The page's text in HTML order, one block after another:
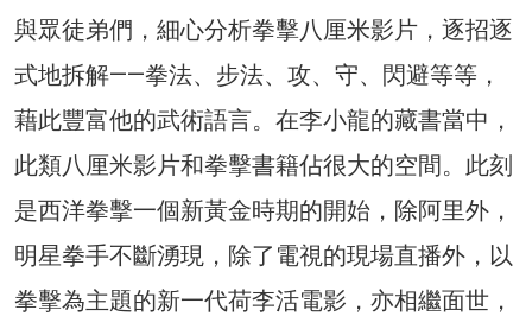
與眾徒弟們，細心分析拳擊八厘米影片，逐招逐
式地拆解——拳法、步法、攻、守、閃避等等，
藉此豐富他的武術語言。在李小龍的藏書當中，
此類八厘米影片和拳擊書籍佔很大的空間。此刻
是西洋拳擊一個新黃金時期的開始，除阿里外，
明星拳手不斷湧現，除了電視的現場直播外，以
拳擊為主題的新一代荷李活電影，亦相繼面世，